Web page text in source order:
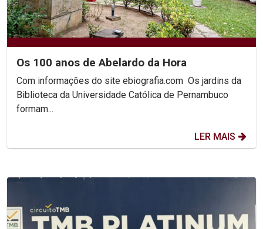
Os 100 anos de Abelardo da Hora
Com informações do site ebiografia.com Os jardins da
Biblioteca da Universidade Católica de Pernambuco
formam...
LER MAIS